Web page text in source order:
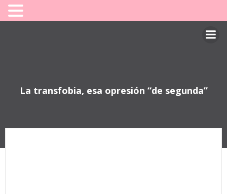
La transfobia, esa opresión “de segunda”